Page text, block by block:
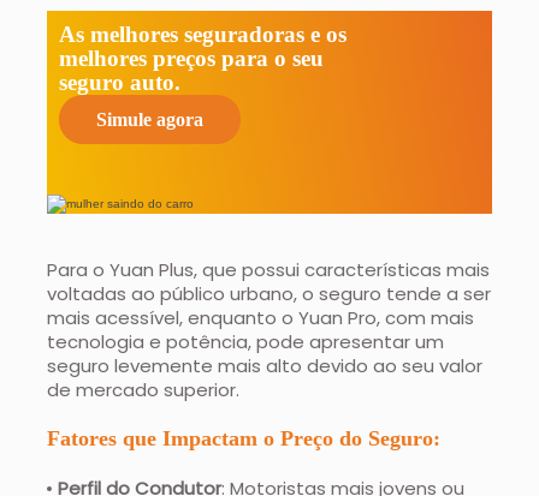
As melhores seguradoras e os
melhores preços para o seu
seguro auto.
Simule agora
Para o Yuan Plus, que possui características mais
voltadas ao público urbano, o seguro tende a ser
mais acessível, enquanto o Yuan Pro, com mais
tecnologia e potência, pode apresentar um
seguro levemente mais alto devido ao seu valor
de mercado superior.
Fatores que Impactam o Preço do Seguro:
Perfil do Condutor: Motoristas mais jovens ou